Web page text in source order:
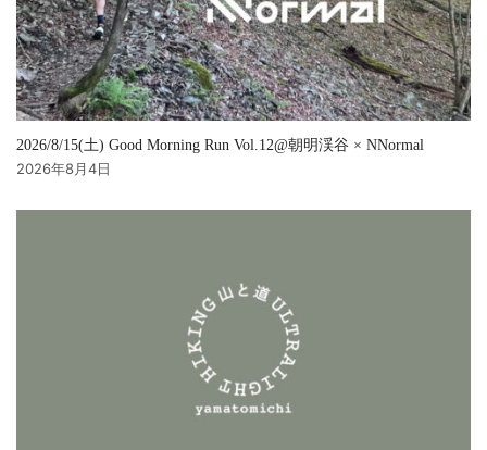
2026/8/15(土) Good Morning Run Vol.12@朝明渓谷 × NNormal
2026年8月4日